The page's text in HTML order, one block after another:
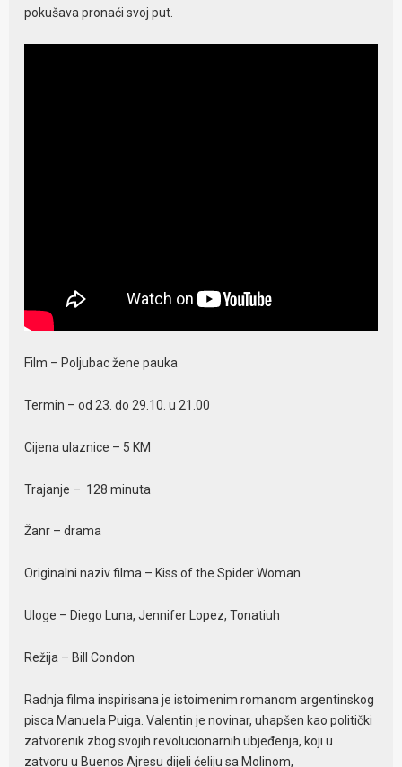
pokušava pronaći svoj put.
Film – Poljubac žene pauka
Termin – od 23. do 29.10. u 21.00
Cijena ulaznice – 5 KM
Trajanje – 128 minuta
Žanr – drama
Originalni naziv filma – Kiss of the Spider Woman
Uloge – Diego Luna, Jennifer Lopez, Tonatiuh
Režija – Bill Condon
Radnja filma inspirisana je istoimenim romanom argentinskog
pisca Manuela Puiga. Valentin je novinar, uhapšen kao politički
zatvorenik zbog svojih revolucionarnih ubjeđenja, koji u
zatvoru u Buenos Ajresu dijeli ćeliju sa Molinom,